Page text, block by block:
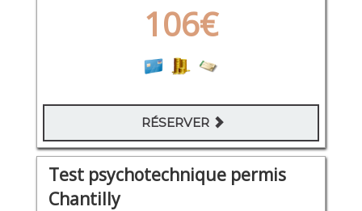
106€
RÉSERVER
Test psychotechnique permis
Chantilly